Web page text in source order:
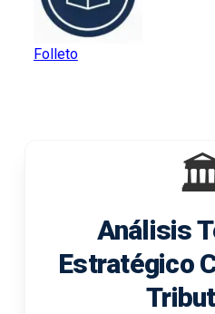
Folleto
Análisis
Estratégico